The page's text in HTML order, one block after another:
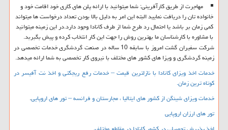
مهاجرت از طریق کارآفرینی: شما میتوانید با ارائه پلن های کاری خود اقامت خود و
خانواده تان را دریافت نمایید البته این امر به دلیل بالا بودن تعداد درخواست ها میتواند
کمی زمان بر باشد یا احتمال رد طرح شما از طرف کانادا وجود دارد.در این زمینه میتوانید
با مشاوره با کارشناسان ما بهترین روش را جهت این کار انتخاب کرده و پیش بگبربد.
شرکت سفیران گشت امروز با سابقه 10 ساله در صنعت گردشگری خدمات تخصصی در
زمینه گردشگری و ویزا های کشور های مختلف با نیروی کار تخصصی به شما ارائه میدهد.
خدمات اخذ ویزای کانادا با نازلترین قیمت – خدمات رفع ریجکتی و اخذ نت آفیسر در
کوتاه ترین زمان.
خدمات ویزای شینگن از کشور های ایتالیا ، مجارستان و فرانسه – تور های اروپایی.
تور های ارزان اروپایی